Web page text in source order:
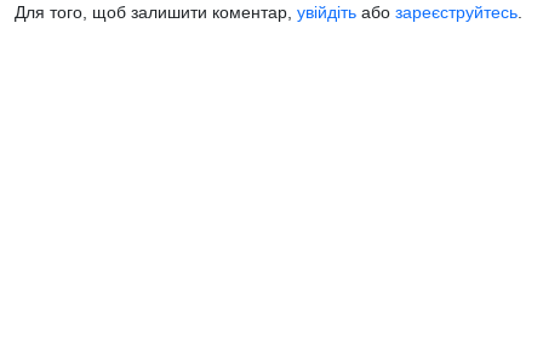
Для того, щоб залишити коментар, увійдіть або зареєструйтесь